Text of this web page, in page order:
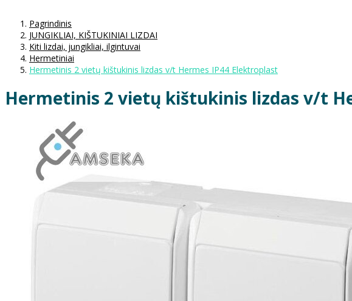
Pagrindinis
JUNGIKLIAI, KIŠTUKINIAI LIZDAI
Kiti lizdai, jungikliai, ilgintuvai
Hermetiniai
Hermetinis 2 vietų kištukinis lizdas v/t Hermes IP44 Elektroplast
Hermetinis 2 vietų kištukinis lizdas v/t